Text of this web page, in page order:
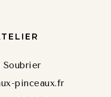
Soubrier
pinceaux.fr